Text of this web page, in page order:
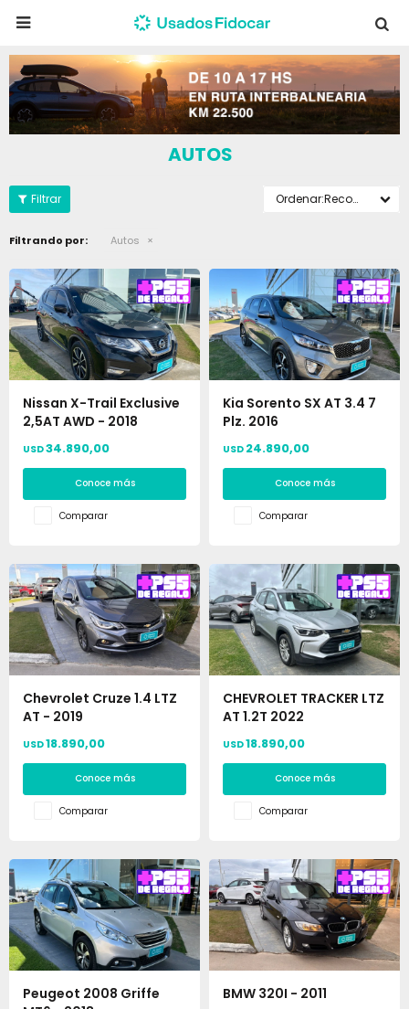

AUTOS
Recomendados
Filtrando por: Autos
Nissan X-Trail Exclusive
2,5AT AWD - 2018
USD34.890,00
Conoce más
Comparar
Kia Sorento SX AT 3.4 7
Plz. 2016
USD 24.890,00
Conoce más
Comparar
Chevrolet Cruze 1.4 LTZ
AT - 2019
USD18.890,00
Conoce más
Comparar
CHEVROLET TRACKER LTZ
AT 1.2T 2022
USD18.890,00
Conoce más
Comparar
Peugeot 2008 Griffe
BMW 320I - 2011